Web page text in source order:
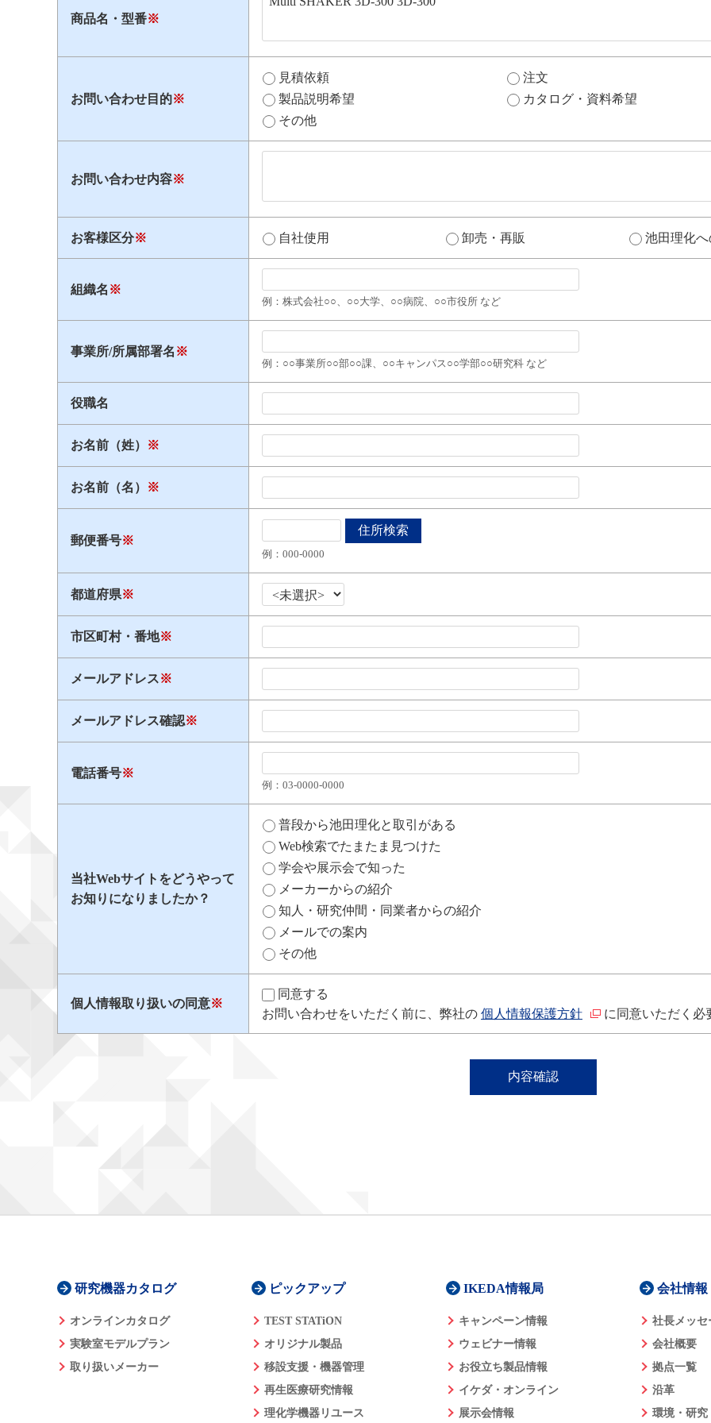
商品名・型番※
お問い合わせ目的※
見積依頼 注文
製品説明希望
カタログ・資料希望
その他
お問い合わせ内容※
お客様区分※ 自社使用 卸売・再販 池田理化へ
組織名 ※
例：株式会社○○、○○大学、○○病院、○○市役所 など
事業所/所属部署名 ※
例：○○事業所○○部○○課、○○キャンパス○○学部○○研究科 など
役職名
お名前（姓） ※
お名前（名） ※
郵便番号※
例：000​-​0000
都道府県※
市区町村・番地※
メールアドレス※
メールアドレス確認※
電話番号※
例：03​-​0000​-​0000
当社Webサイトをどうやって
お知りになりましたか？
普段から池田理化と取引がある
Web検索でたまたま見つけた
学会や展示会で知った
メーカーからの紹介
知人・研究仲間・同業者からの紹介
メールでの案内
その他
個人情報取り扱いの同意※
同意する
お問い合わせをいただく前に、弊社の 個人情報保護方針 に同意いただく必
研究機器カタログ
オンラインカタログ
実験室モデルプラン
取り扱いメーカー
ピックアップ
TEST STATiON
オリジナル製品
移設支援・機器管理
再生医療研究情報
理化学機器リユース
IKEDA情報局
キャンペーン情報
ウェビナー情報
お役立ち製品情報
イケダ・オンライン
展示会情報
会社情報
社長メッセ
会社概要
拠点一覧
沿革
環境・研究